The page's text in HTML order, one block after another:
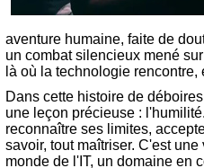
aventure humaine, faite de
un combat silencieux mené
là où la technologie rencontre,
Dans cette histoire de
une leçon précieuse :
reconnaître ses limites,
savoir, tout maîtriser. C'est
monde de l'IT, un domaine en